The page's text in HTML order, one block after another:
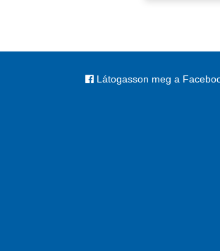
Látogasson meg a